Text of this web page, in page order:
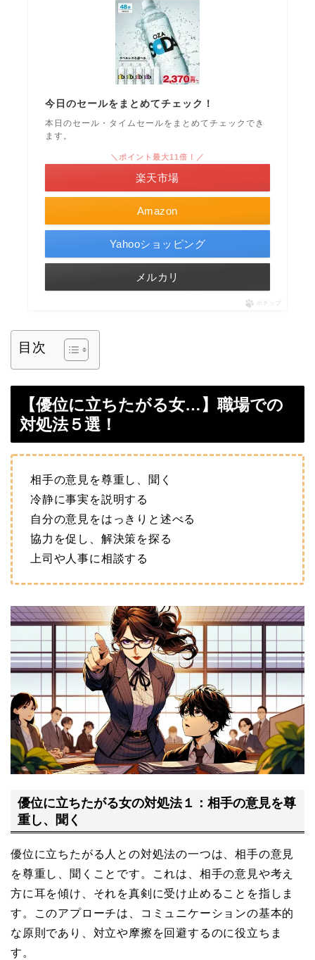
今日のセールをまとめてチェック！
本日のセール・タイムセールをまとめてチェックでき
ます。
Amazon
＼ポイント最大11倍！／
楽天市場
Yahooショッピング
メルカリ
ポチップ
目次
【優位に立ちたがる女…】職場での
対処法５選！
相手の意見を尊重し、聞く
冷静に事実を説明する
自分の意見をはっきりと述べる
協力を促し、解決策を探る
上司や人事に相談する
優位に立ちたがる女の対処法１：相手の意見を尊
重し、聞く
優位に立ちたがる人との対処法の一つは、相手の意見
を尊重し、聞くことです。これは、相手の意見や考え
方に耳を傾け、それを真剣に受け止めることを指しま
す。このアプローチは、コミュニケーションの基本的
な原則であり、対立や摩擦を回避するのに役立ちま
す。